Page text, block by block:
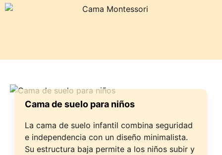
Cama de suelo para niños
La cama de suelo infantil combina seguridad
e independencia con un diseño minimalista.
Su estructura baja permite a los niños subir y